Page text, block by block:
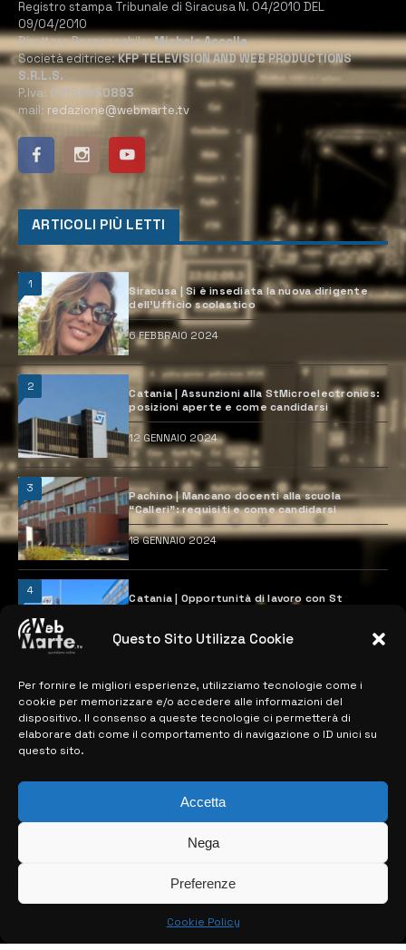
Questo Sito Utilizza Cookie
Per fornire le migliori esperienze, utilizziamo tecnologie come i
cookie per memorizzare e/o accedere alle informazioni del
dispositivo. Il consenso a queste tecnologie ci permetterà di
elaborare dati come il comportamento di navigazione o ID unici su
questo sito.
Accetta
Nega
Preferenze
Cookie Policy
Registro stampa Tribunale di Siracusa N. 04/2010 DEL
09/04/2010
Direttore Responsabile:Michele Accolla
Società editrice:KFP TELEVISION AND WEB PRODUCTIONS
S.R.L.S.
P.Iva: 02184950893
mail: redazione@webmarte.tv
ARTICOLI PIÙ LETTI
1
Siracusa | Si è insediata la nuova dirigente
dell’Ufficio scolastico
6 FEBBRAIO 2024
2
Catania | Assunzioni alla StMicroelectronics:
posizioni aperte e come candidarsi
12 GENNAIO 2024
3
Pachino | Mancano docenti alla scuola
“Calleri”: requisiti e come candidarsi
18 GENNAIO 2024
4
Catania | Opportunità di lavoro con St
28 MARZO 2024
MAPPA DEL SITO
> NOTIZIE
> CONTATTI